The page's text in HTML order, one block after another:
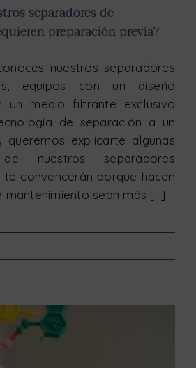
separadores de
preparación previa?
nuestros separadores
equipos con un diseño
un medio filtrante exclusivo
de separación a un
queremos explicarte algunas
de nuestros separadores
convencerán porque hacen
sean más [...]